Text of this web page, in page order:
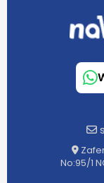
Zafer
No:95/1